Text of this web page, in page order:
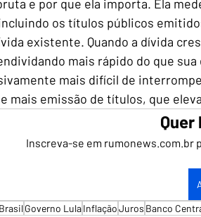
e por que ela importa. Ela
os títulos públicos
existente. Quando a dívida
mais rápido do que
mais difícil de
mais emissão de títulos, que
Quer
Inscreva-se em rumonews.com.br
BrasilGoverno LulaInflaçãoJuros Banco